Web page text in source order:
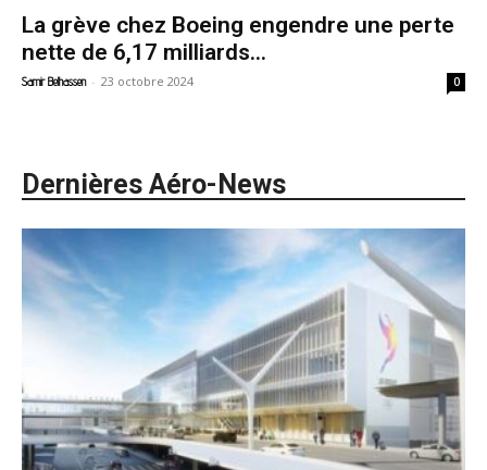
La grève chez Boeing engendre une perte
nette de 6,17 milliards...
Samir Belhassen - 23 octobre 2024 0
Dernières Aéro-News